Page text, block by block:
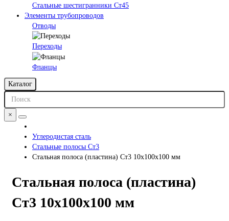
Стальные шестигранники Ст45
Элементы трубопроводов
Отводы
Переходы
Фланцы
Каталог
×
Углеродистая сталь
Стальные полосы Ст3
Стальная полоса (пластина) Ст3 10х100х100 мм
Стальная полоса (пластина)
Ст3 10х100х100 мм